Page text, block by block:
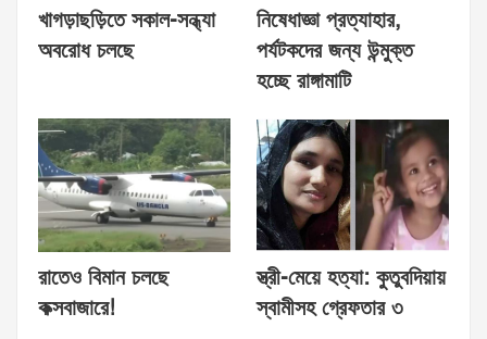
খাগড়াছড়িতে সকাল-সন্ধ্যা
অবরোধ চলছে
নিষেধাজ্ঞা প্রত্যাহার,
পর্যটকদের জন্য উন্মুক্ত
হচ্ছে রাঙ্গামাটি
রাতেও বিমান চলছে
কক্সবাজারে!
স্ত্রী-মেয়ে হত্যা: কুতুবদিয়ায়
স্বামীসহ গ্রেফতার ৩